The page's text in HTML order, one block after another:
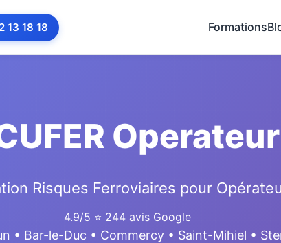
13 18 18 Formations
Risques Ferroviaires pour
4.9/5 ⭐ 244 avis Google
• Bar-le-Duc • Commercy • Saint-Mihiel •